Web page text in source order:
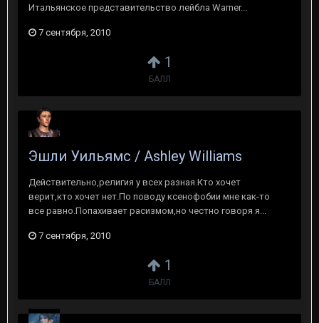
1
БАЛЛ
Итальянское представительство лейбла Warner...
7 сентября, 2010
1
БАЛЛ
Эшли Уильямс / Ashley Williams
Действительно,религия у всех разная.Кто хочет
верит,кто хочет нет.По поводу ксенофобии мне как-то
все равно.Попахивает расизмом,но честно говоря я...
7 сентября, 2010